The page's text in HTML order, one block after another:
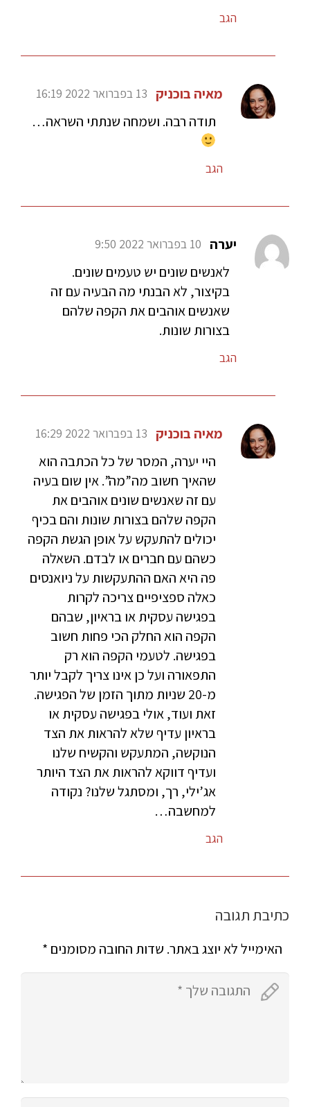
הגב
מאיה בוכניק 13 בפברואר 2022 16:19
תודה רבה. ושמחה שנתתי השראה…
הגב
יערה 10 בפברואר 2022 9:50
לאנשים שונים יש טעמים שונים.
בקיצור, לא הבנתי מה הבעיה עם זה
שאנשים אוהבים את הקפה שלהם
בצורות שונות.
הגב
מאיה בוכניק 13 בפברואר 2022 16:29
היי יערה, המסר של כל הכתבה הוא
שהאיך חשוב מה”מה”. אין שום בעיה
עם זה שאנשים שונים אוהבים את
הקפה שלהם בצורות שונות והם בכיף
יכולים להתעקש על אופן הגשת הקפה
כשהם עם חברים או לבדם. השאלה
פה היא האם ההתעקשות על ניואנסים
כאלה ספציפיים צריכה לקרות
בפגישה עסקית או בראיון, שבהם
הקפה הוא החלק הכי פחות חשוב
בפגישה. לטעמי הקפה הוא רק
התפאורה ועל כן אינו צריך לקבל יותר
מ-20 שניות מתוך הזמן של הפגישה.
זאת ועוד, אולי בפגישה עסקית או
בראיון עדיף שלא להראות את הצד
הנוקשה, המתעקש והקשיח שלנו
ועדיף דווקא להראות את הצד היותר
אג’ילי, רך, ומסתגל שלנו? נקודה
למחשבה…
הגב
כתיבת תגובה
האימייל לא יוצג באתר. שדות החובה מסומנים *